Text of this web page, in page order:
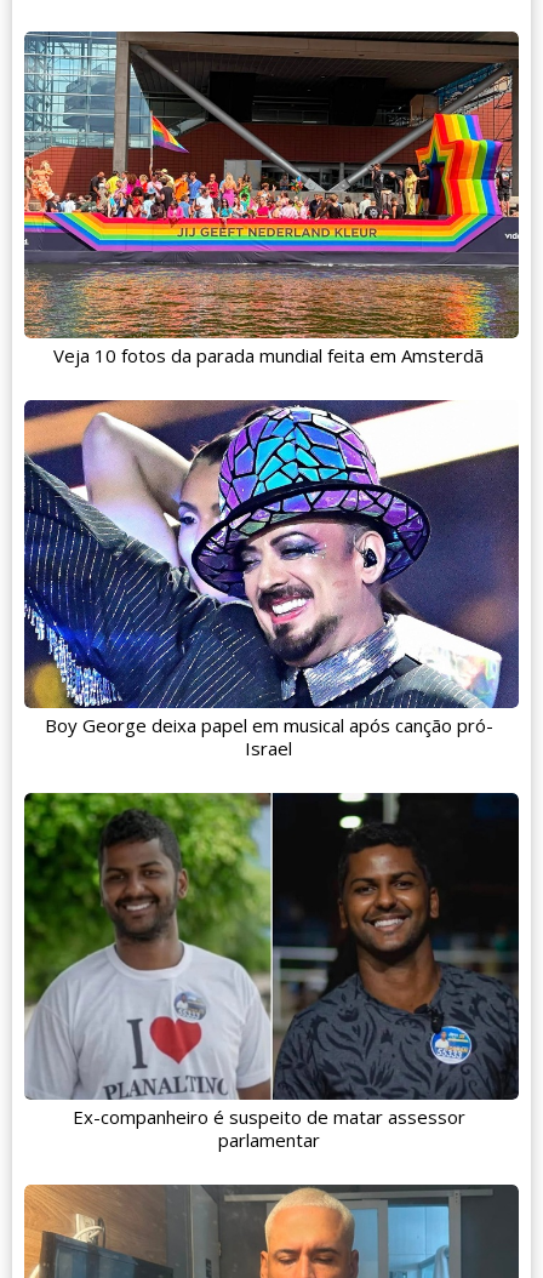
Veja 10 fotos da parada mundial feita em Amsterdã
Boy George deixa papel em musical após canção pró-
Israel
Ex-companheiro é suspeito de matar assessor
parlamentar